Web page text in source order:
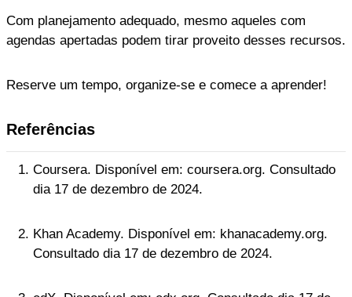
Com planejamento adequado, mesmo aqueles com
agendas apertadas podem tirar proveito desses recursos.
Reserve um tempo, organize-se e comece a aprender!
Referências
Coursera. Disponível em: coursera.org. Consultado
dia 17 de dezembro de 2024.
Khan Academy. Disponível em: khanacademy.org.
Consultado dia 17 de dezembro de 2024.